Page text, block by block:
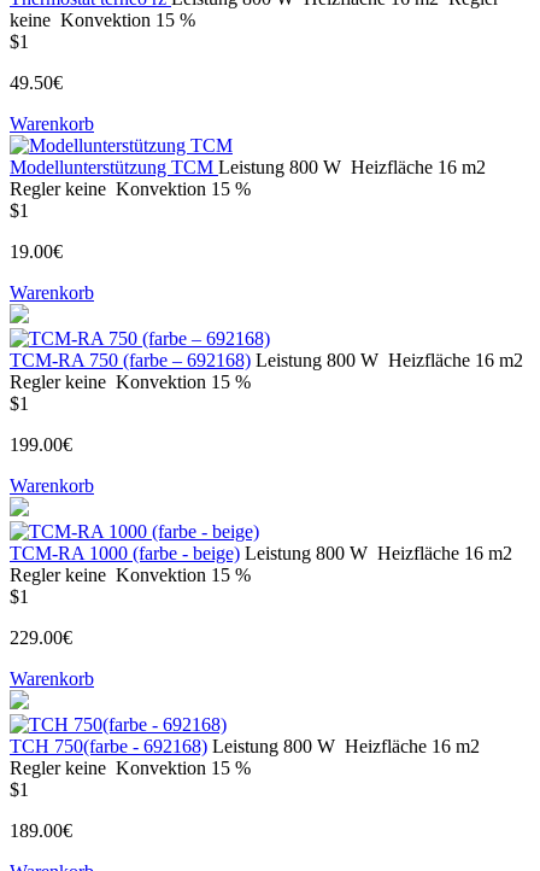
keine Konvektion 15 %
$1
49.50€
Warenkorb
Modellunterstützung TCM Leistung 800 W Heizfläche 16 m2
Regler keine Konvektion 15 %
$1
19.00€
Warenkorb
ТСМ-RA 750 (farbe – 692168) Leistung 800 W Heizfläche 16 m2
Regler keine Konvektion 15 %
$1
199.00€
Warenkorb
ТСМ-RA 1000 (farbe - beige) Leistung 800 W Heizfläche 16 m2
Regler keine Konvektion 15 %
$1
229.00€
Warenkorb
TCH 750(farbe - 692168) Leistung 800 W Heizfläche 16 m2
Regler keine Konvektion 15 %
$1
189.00€